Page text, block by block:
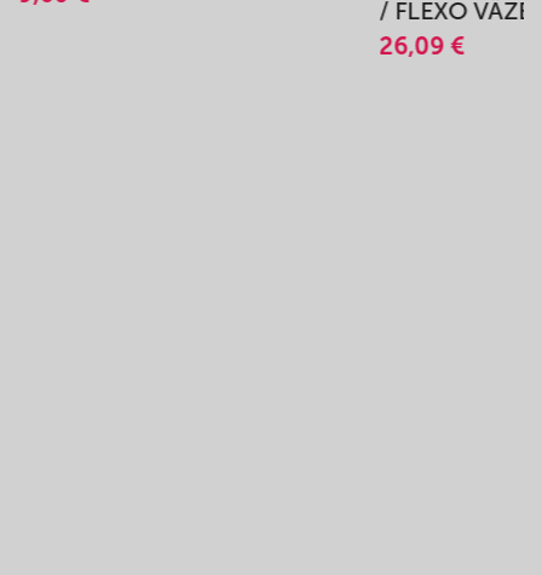
/ FLEXO
26,09 €